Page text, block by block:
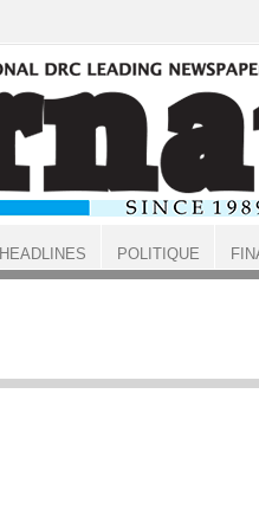
HEADLINES POLITIQUE